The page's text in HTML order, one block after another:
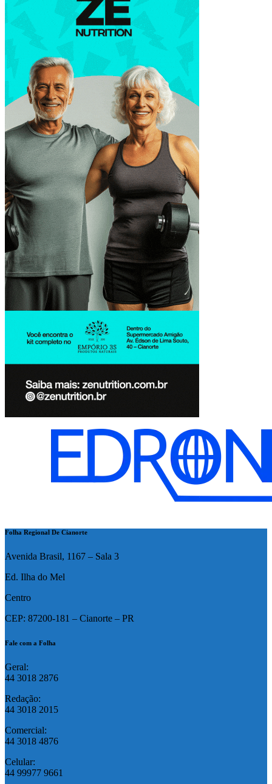
Folha Regional De Cianorte
Avenida Brasil, 1167 – Sala 3
Ed. Ilha do Mel
Centro
CEP: 87200-181 – Cianorte – PR
Fale com a Folha
Geral:
44 3018 2876
Redação:
44 3018 2015
Comercial:
44 3018 4876
Celular:
44 99977 9661